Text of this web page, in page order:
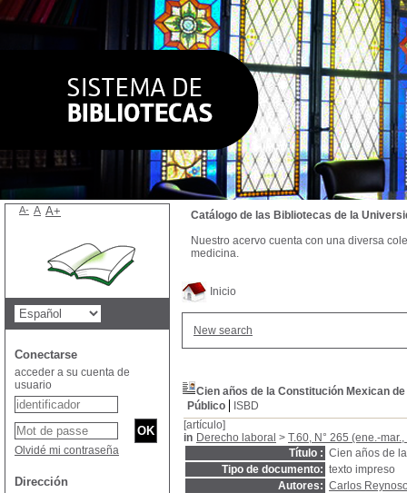
Inicio
New search
Cien años de la Constitución Mexican de
Público
ISBD
[artículo]
in Derecho laboral > T.60, N° 265 (ene.-
Título : Cien años de
Tipo de documento: texto impreso
Autores: Carlos
Catálogo de las Bibliotecas de la
Nuestro acervo cuenta con una diversa
medicina.
A- A A+
Conectarse
acceder a su cuenta de
usuario
Olvidé mi contraseña
Dirección